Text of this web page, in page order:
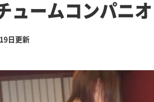
ュームコンパニ
日更新